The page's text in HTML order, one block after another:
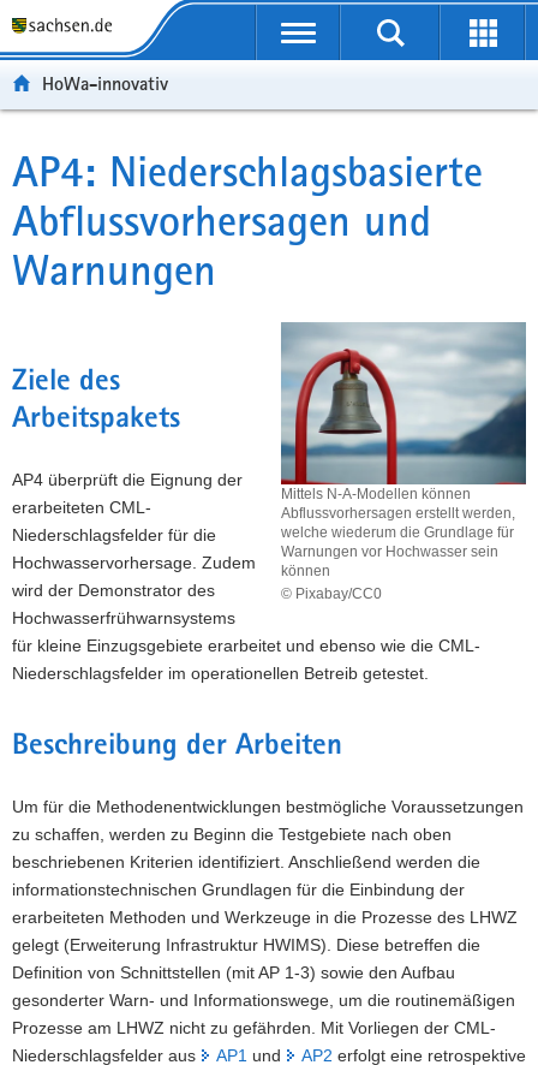
t
ü
b
e
r
g
i
e
d
e
N
a
v
i
g
a
i
o
t
n
a
v
i
g
i
n
p
n
h
a
l
t
t
-
B
e
r
e
h
HoWa-innovativ
Hauptinhalt
AP4: Niederschlagsbasierte
Abflussvorhersagen und
Warnungen
Mittels N-A-Modellen können
Abflussvorhersagen erstellt werden,
welche wiederum die Grundlage für
Warnungen vor Hochwasser sein
können
© Pixabay/CC0
Modellen
Abflussvorhersagen
erstellt
welche
wiederum
die
Grundlage
für
Warnungen
Hochwasser
sein
können
Ziele des
Arbeitspakets
AP4 überprüft die Eignung der
erarbeiteten CML-
Niederschlagsfelder für die
Hochwasservorhersage. Zudem
wird der Demonstrator des
Hochwasserfrühwarnsystems
für kleine Einzugsgebiete erarbeitet und ebenso wie die CML-
Niederschlagsfelder im operationellen Betreib getestet.
Beschreibung der Arbeiten
Um für die Methodenentwicklungen bestmögliche Voraussetzungen
zu schaffen, werden zu Beginn die Testgebiete nach oben
beschriebenen Kriterien identifiziert. Anschließend werden die
informationstechnischen Grundlagen für die Einbindung der
erarbeiteten Methoden und Werkzeuge in die Prozesse des LHWZ
gelegt (Erweiterung Infrastruktur HWIMS). Diese betreffen die
Definition von Schnittstellen (mit AP 1-3) sowie den Aufbau
gesonderter Warn- und Informationswege, um die routinemäßigen
Prozesse am LHWZ nicht zu gefährden. Mit Vorliegen der CML-
Niederschlagsfelder aus
AP1 und AP2 erfolgt eine retrospektive